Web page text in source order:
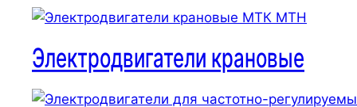
Электродвигатели крановые